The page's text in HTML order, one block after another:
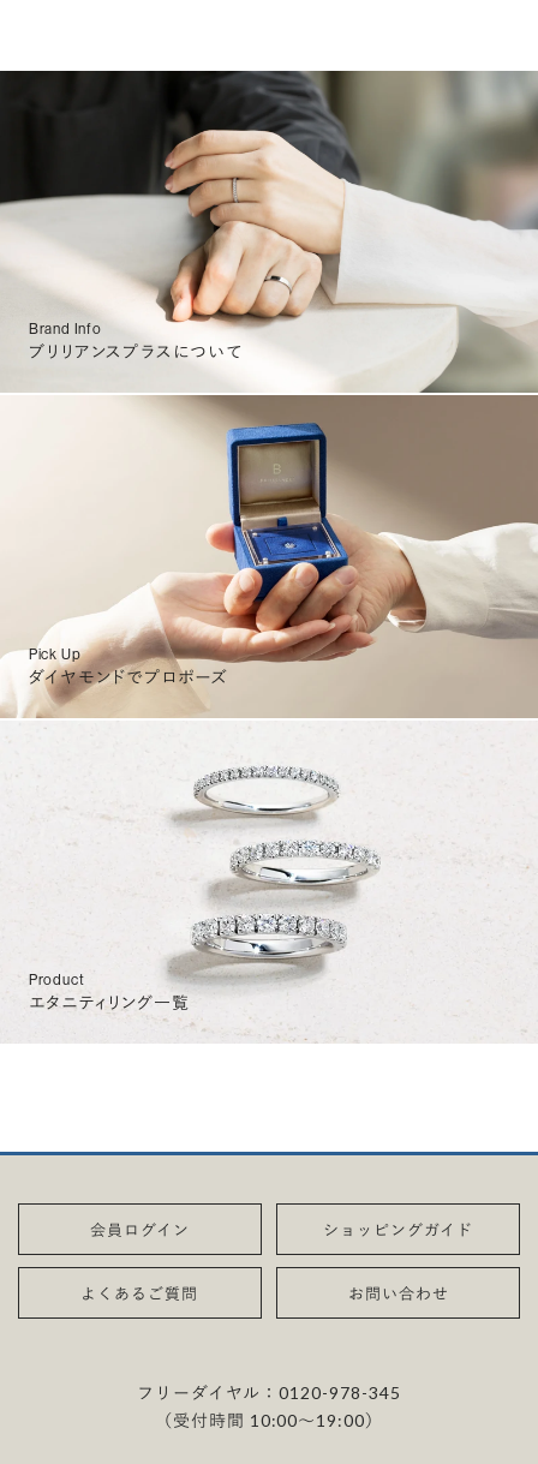
Brand Info
ブリリアンスプラスについて
Pick Up
ダイヤモンドでプロポーズ
Product
エタニティリング一覧
会員ログイン ショッピングガイド
よくあるご質問 お問い合わせ
フリーダイヤル：0120-978-345
（受付時間 10:00〜19:00）